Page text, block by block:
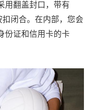
用翻盖封口，带有
闭合。在内部，您会
份证和信用卡的卡